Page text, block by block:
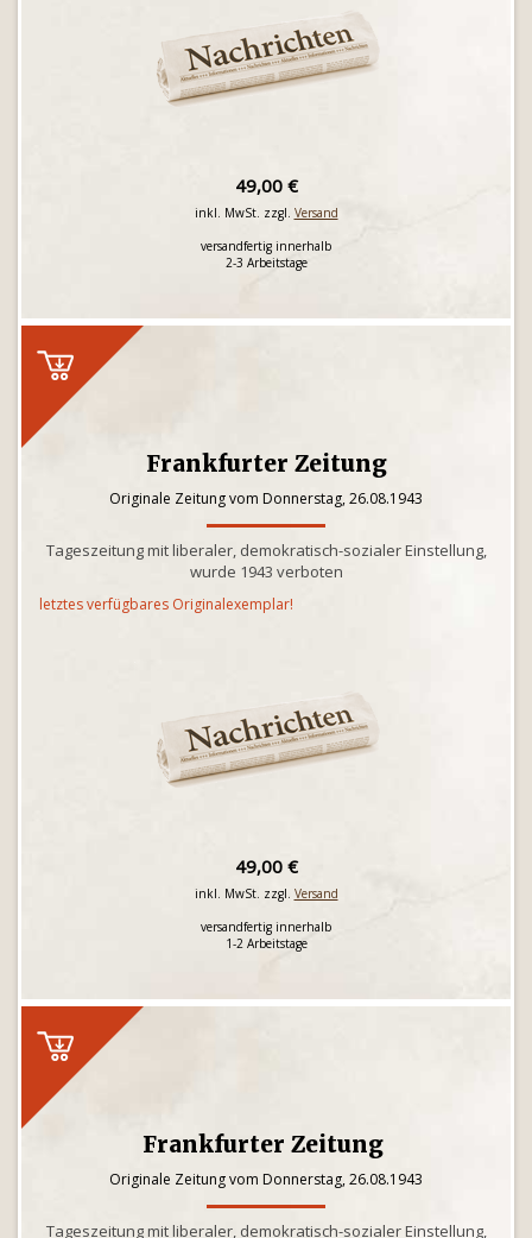
49,00 €
inkl. MwSt. zzgl. Versand
versandfertig innerhalb
2-3 Arbeitstage
Frankfurter Zeitung
Originale Zeitung vom Donnerstag, 26.08.1943
Tageszeitung mit liberaler, demokratisch-sozialer Einstellung,
wurde 1943 verboten
letztes verfügbares Originalexemplar!
49,00 €
inkl. MwSt. zzgl. Versand
versandfertig innerhalb
1-2 Arbeitstage
Frankfurter Zeitung
Originale Zeitung vom Donnerstag, 26.08.1943
Tageszeitung mit liberaler, demokratisch-sozialer Einstellung,